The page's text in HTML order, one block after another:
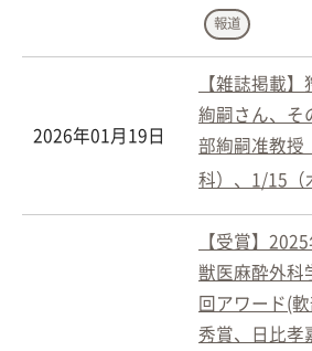
報道
2026年01月19日
【雑誌掲載
絢嗣さん、そ
部絢嗣准教授
科）、1/15（
【受賞】
獣医麻酔外科
回アワード(
秀賞、日比孝